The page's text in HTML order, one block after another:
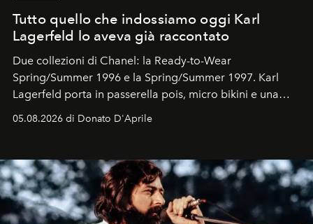
Tutto quello che indossiamo oggi Karl
Lagerfeld lo aveva già raccontato
Due collezioni di Chanel: la Ready-to-Wear
Spring/Summer 1996 e la Spring/Summer 1997. Karl
Lagerfeld porta in passerella pois, micro bikini e una
logomania pensata per la spiaggia
Kate, Claudia e Carla una dietro l'altra. Trent'anni dopo,
uno dei documenti più contemporanei che abbiamo.
05.08.2026 di Donato D'Aprile